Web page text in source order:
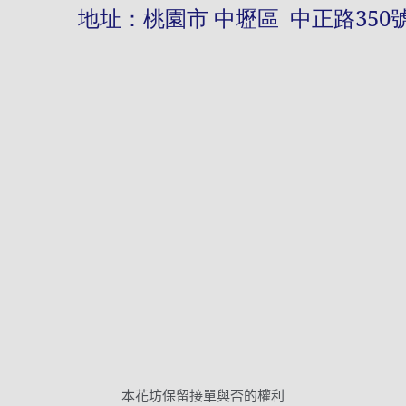
：桃園市 中壢區 中正路350
本花坊保留接單與否的權利